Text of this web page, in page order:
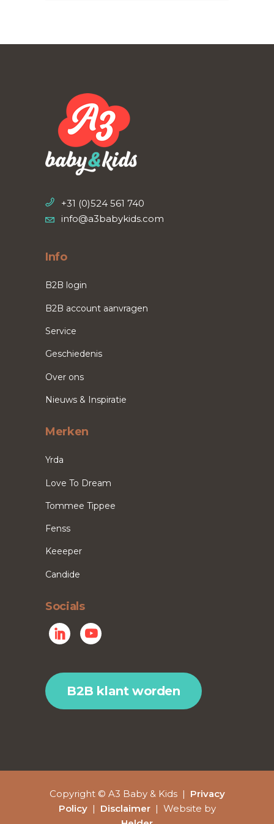
+31 (0)524 561 740
info@a3babykids.com
Info
B2B login
B2B account aanvragen
Service
Geschiedenis
Over ons
Nieuws & Inspiratie
Merken
Yrda
Love To Dream
Tommee Tippee
Fenss
Keeeper
Candide
Socials
B2B klant worden
Copyright © A3 Baby & Kids | Privacy
Policy| Disclaimer| Website by